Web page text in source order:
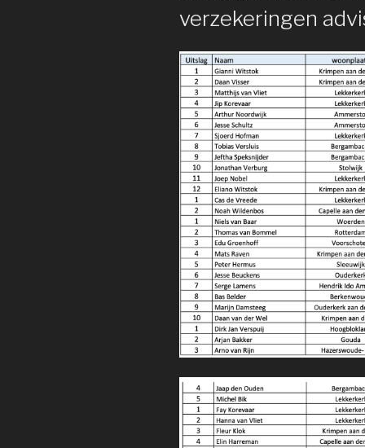
verzekeringen